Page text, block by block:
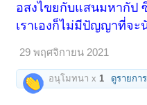
อสงไขยกับแสนมหากัป
เราเองก็ไม่มีปัญญาที่จะ
29 พฤศจิกายน 2021
อนุโมทนา x1 ดูรายการ